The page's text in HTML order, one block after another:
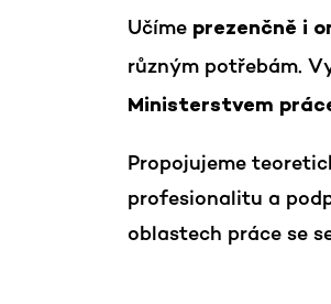
Učíme prezenčně i
různým potřebám.
Ministerstvem
Propojujeme
profesionalitu a
oblastech práce se